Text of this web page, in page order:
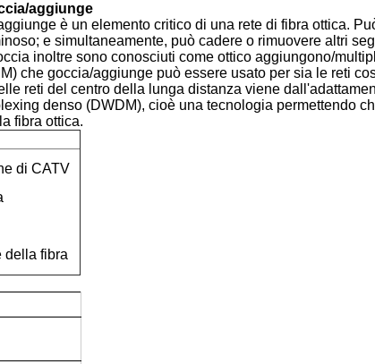
aggiunge
è un elemento critico di una rete di fibra ottica.
e simultaneamente, può cadere o rimuovere altri
inoltre sono conosciuti come ottico aggiungono/
che goccia/aggiunge può essere usato per sia le reti
reti del centro della lunga distanza viene
denso (DWDM), cioè una tecnologia permettendo
fibra ottica.
di CATV
della fibra